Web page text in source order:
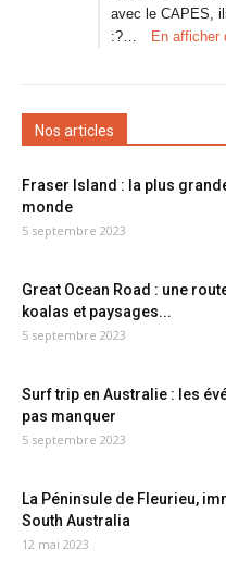
avec le CAPES,
:?…
En afficher
Nos articles
Fraser Island : la plus
monde
5 septembre 2023
Great Ocean Road : une
koalas et paysages...
5 septembre 2023
Surf trip en Australie : les
pas manquer
5 septembre 2023
La Péninsule de Fleurieu,
South Australia
12 mai 2023